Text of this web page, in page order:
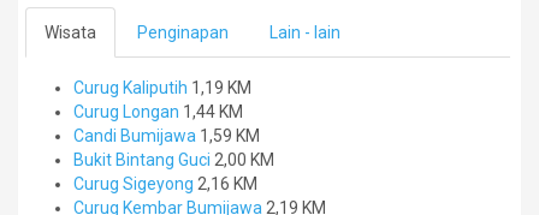
Wisata Penginapan Lain - lain
Curug Kaliputih 1,19 KM
Curug Longan 1,44 KM
Candi Bumijawa 1,59 KM
Bukit Bintang Guci 2,00 KM
Curug Sigeyong 2,16 KM
Curug Kembar Bumijawa 2,19 KM